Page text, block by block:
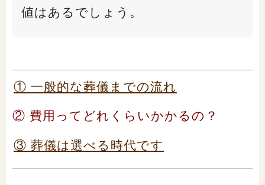
値はあるでしょう。
① 一般的な葬儀までの流れ
② 費用ってどれくらいかかるの？
③ 葬儀は選べる時代です